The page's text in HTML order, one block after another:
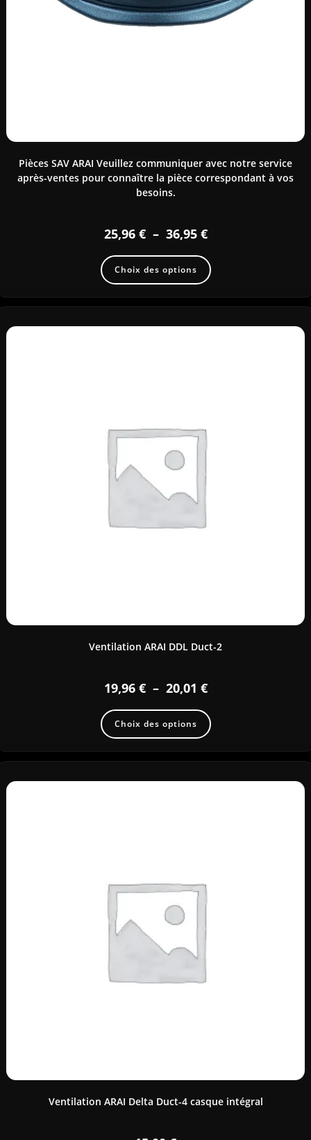
Pièces SAV ARAI Veuillez communiquer avec notre service
après-ventes pour connaître la pièce correspondant à vos
besoins.
25,96 € – 36,95 €
Choix des options
Ventilation ARAI DDL Duct-2
19,96 € – 20,01 €
Choix des options
Ventilation ARAI Delta Duct-4 casque intégral